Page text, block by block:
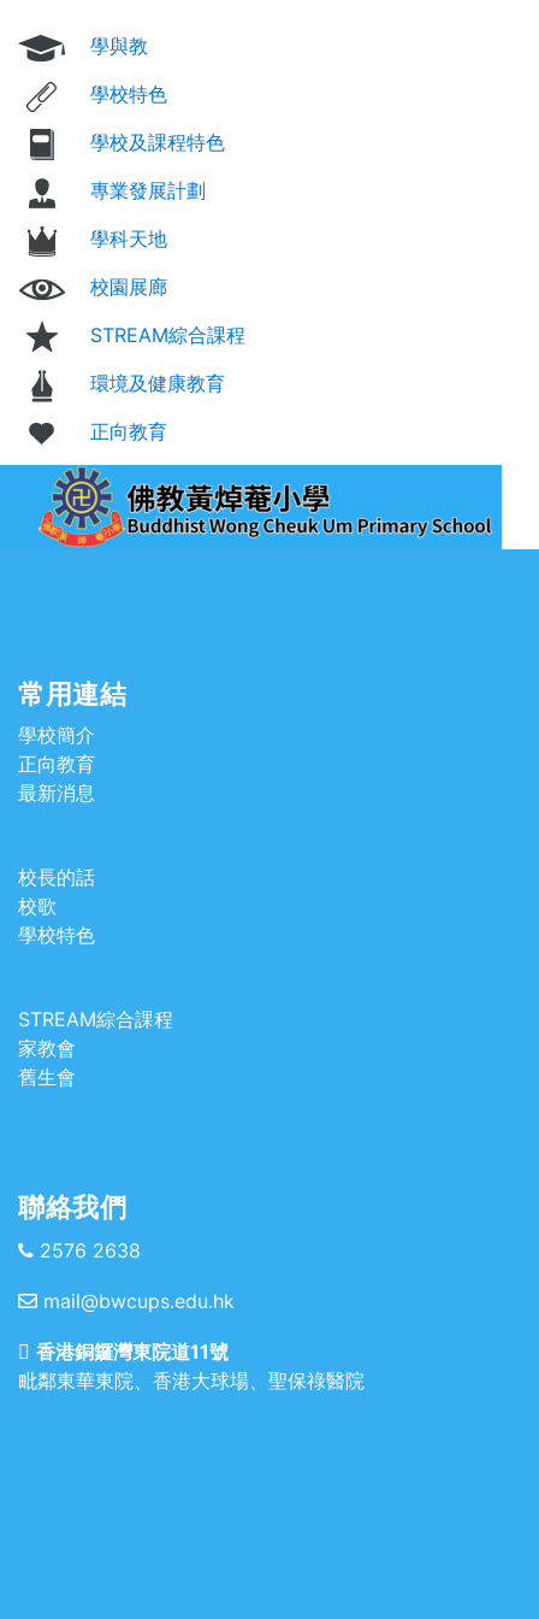
學與教
學校特色
學校及課程特色
專業發展計劃
學科天地
校園展廊
STREAM綜合課程
環境及健康教育
正向教育
常用連結
學校簡介
正向教育
最新消息
校長的話
校歌
學校特色
STREAM綜合課程
家教會
舊生會
聯絡我們
2576 2638
mail@bwcups.edu.hk
香港銅鑼灣東院道11號
毗鄰東華東院、香港大球場、聖保祿醫院